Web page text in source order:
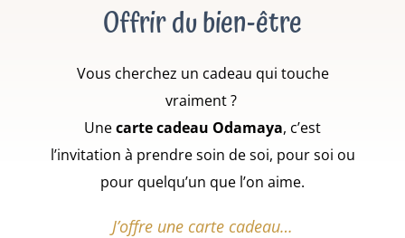
Offrir du bien-être
Vous cherchez un cadeau qui touche
vraiment ?
Unecarte cadeau Odamaya, c’est
l’invitation à prendre soin de soi, pour soi ou
pour quelqu’un que l’on aime.
J’offre une carte cadeau…